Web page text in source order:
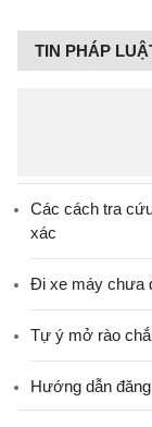
TIN PHÁP
Các cách tra
xác
Đi xe máy chưa
Tự ý mở rào
Hướng dẫn